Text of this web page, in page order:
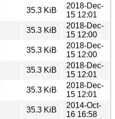
35.3 KiB
2018-Dec-
15 12:01
35.3 KiB
2018-Dec-
15 12:00
35.3 KiB
2018-Dec-
15 12:00
35.3 KiB
2018-Dec-
15 12:01
35.3 KiB
2018-Dec-
15 12:01
35.3 KiB
2014-Oct-
16 16:58